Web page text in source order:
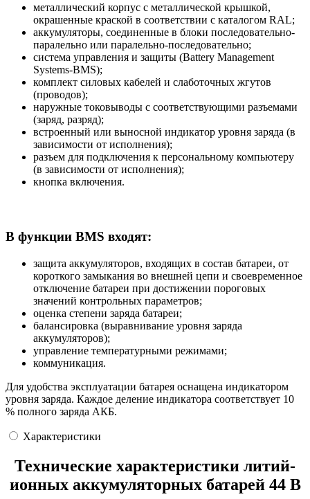
металлический корпус с металлической крышкой,
окрашенные краской в соответствии с каталогом RAL;
аккумуляторы, соединенные в блоки последовательно-
паралельно или паралельно-последовательно;
система управления и защиты (Battery Management
Systems-BMS);
комплект силовых кабелей и слаботочных жгутов
(проводов);
наружные токовыводы с соответствующими разъемами
(заряд, разряд);
встроенный или выносной индикатор уровня заряда (в
зависимости от исполнения);
разъем для подключения к персональному компьютеру
(в зависимости от исполнения);
кнопка включения.
В функции BMS входят:
защита аккумуляторов, входящих в состав батареи, от
короткого замыкания во внешней цепи и своевременное
отключение батареи при достижении пороговых
значений контрольных параметров;
оценка степени заряда батареи;
балансировка (выравнивание уровня заряда
аккумуляторов);
управление температурными режимами;
коммуникация.
Для удобства эксплуатации батарея оснащена индикатором
уровня заряда. Каждое деление индикатора соответствует 10
% полного заряда АКБ.
Характеристики
Технические характеристики литий-
ионных аккумуляторных батарей 44 В